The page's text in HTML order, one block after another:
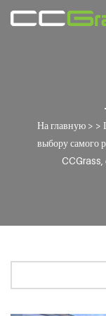
На главную> >
выбору самого
CCGrass,